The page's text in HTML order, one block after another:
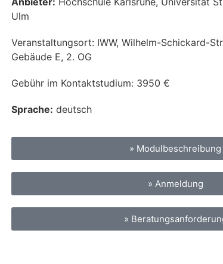
Ulm
Veranstaltungsort: IWW, Wilhelm-Schickard-
Gebäude E, 2. OG
Gebühr im Kontaktstudium: 3950 €
Sprache: deutsch
» Modulbeschreibung
» Anmeldung
»